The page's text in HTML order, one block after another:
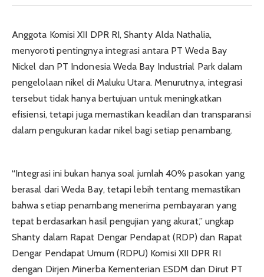
Anggota Komisi XII DPR RI, Shanty Alda Nathalia,
menyoroti pentingnya integrasi antara PT Weda Bay
Nickel dan PT Indonesia Weda Bay Industrial Park dalam
pengelolaan nikel di Maluku Utara. Menurutnya, integrasi
tersebut tidak hanya bertujuan untuk meningkatkan
efisiensi, tetapi juga memastikan keadilan dan transparansi
dalam pengukuran kadar nikel bagi setiap penambang.
“Integrasi ini bukan hanya soal jumlah 40% pasokan yang
berasal dari Weda Bay, tetapi lebih tentang memastikan
bahwa setiap penambang menerima pembayaran yang
tepat berdasarkan hasil pengujian yang akurat,” ungkap
Shanty dalam Rapat Dengar Pendapat (RDP) dan Rapat
Dengar Pendapat Umum (RDPU) Komisi XII DPR RI
dengan Dirjen Minerba Kementerian ESDM dan Dirut PT